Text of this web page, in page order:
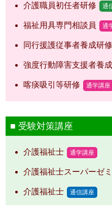
介護職員初任者研修 通
福祉用具専門相談員 通
同行援護従事者養成研修
強度行動障害支援者養
喀痰吸引等研修 通学講座
受験対策講座
介護福祉士 通学講座
介護福祉士スーパーゼミ
介護福祉士 通信講座